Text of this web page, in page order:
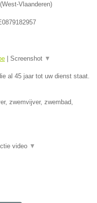
(West-Vlaanderen)
Screenshot ▼
al 45 jaar tot uw dienst staat.
zwemvijver, zwembad,
video ▼